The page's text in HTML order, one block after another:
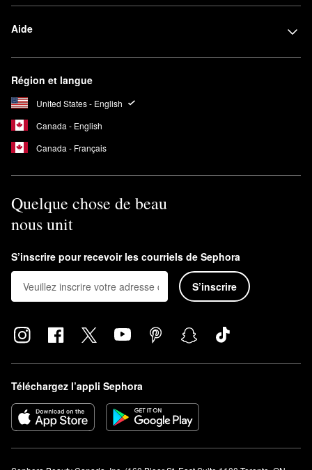
Aide
Région et langue
United States - English
Canada - English
Canada - Français
Quelque chose de beau
nous unit
S’inscrire pour recevoir les courriels de Sephora
S’inscrire
Téléchargez l’appli Sephora